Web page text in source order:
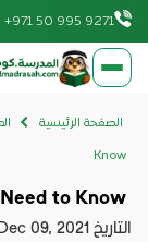
+971 50 995 9271
الصفحة الرئيسية
Know
to Know
التاريخ 09, 2021